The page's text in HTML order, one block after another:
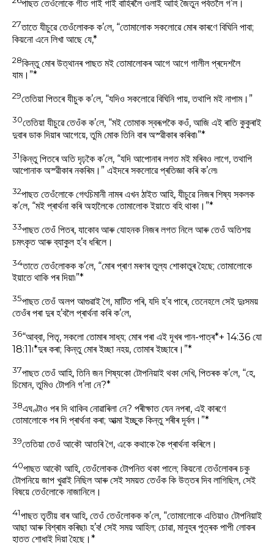
পাছত তেওঁলোকে গীত গাই গাই বাহিৰলৈ ওলাই আহি জৈতুন পৰ্বতলৈ গ’ল।
27তাতে যীচুৱে তেওঁলোকক ক’লে, “তোমালোক সকলোৱে মোৰ কাৰণে বিঘিনি পাবা;
কিয়নো এনে লিখা আছে যে,*
28কিন্তু মোৰ উত্থানৰ পাছত মই তোমালোকৰ আগে আগে গালীল প্ৰদেশলৈ
যাম।”*
29তেতিয়া পিতৰে যীচুক ক’লে, “যদিও সকলোৱে বিঘিনি পায়, তথাপি মই নাপাম।”
30তেতিয়া যীচুৱে তেওঁক ক’লে, “মই তোমাক স্বৰূপকৈ কওঁ, আজি এই ৰাতি কুকুৰাই
দুবাৰ ডাক দিয়াৰ আগেয়ে, তুমি মোক তিনি বাৰ অস্ৱীকাৰ কৰিবা৷”*
31কিন্তু পিতৰে অতি দৃঢ়কৈ ক’লে, “যদি আপোনাৰ লগত মই মৰিবও লাগে, তথাপি
আপোনাক অস্ৱীকাৰ নকৰিম।” এইদৰে সকলোৱে প্ৰতিজ্ঞা কৰি ক’লে৷
32পাছত তেওঁলোকে গেৎচিমানী নামৰ এখন ঠাইত আহি, যীচুৱে নিজৰ শিষ্য সকলক
ক’লে, “মই প্ৰাৰ্থনা কৰি অহালৈকে তোমালোক ইয়াতে বহি থাকা।”*
33পাছত তেওঁ পিতৰ, যাকোব আৰু যোহনক নিজৰ লগত নিলে আৰু তেওঁ অতিশয়
চমৎকৃত আৰু ব্যাকুল হ’ব ধৰিলে।
34তাতে তেওঁলোকক ক’লে, “মোৰ প্ৰাণ মৰণৰ তুল্য শোকাতুৰ হৈছে; তোমালোকে
ইয়াতে থাকি পৰ দিয়া৷”*
35পাছত তেওঁ অলপ আগুৱাই গৈ, মাটিত পৰি, যদি হ’ব পাৰে, তেনেহলে সেই দুঃসময়
তেওঁৰ পৰা দুৰ হ’বলৈ প্ৰাৰ্থনা কৰি ক’লে,
36“আব্বা, পিতৃ, সকলো তোমাৰ সাধ্য; মোৰ পৰা এই দূখৰ পান-পাত্ৰ*+ 14:36 যো
18:11৷*দুৰ কৰা; কিন্তু মোৰ ইচ্ছা নহয়, তোমাৰ ইচ্ছাৰে।”*
37পাছত তেওঁ আহি, তিনি জন শিষ্যকো টোপনিয়াই থকা দেখি, পিতৰক ক’লে, “হে,
চিমোন, তুমিও টোপনি গ’লা নে?*
38এঘণ্টাও পৰ দি থাকিব নোৱাৰিলা নে? পৰীক্ষাত যেন নপৰা, এই কাৰণে
তোমালোকে পৰ দি প্ৰাৰ্থনা কৰা; আত্মা ইচ্ছুক কিন্তু শৰীৰ দূৰ্বল।”*
39তেতিয়া তেওঁ আকৌ আতৰি গৈ, একে কথাকে কৈ প্ৰাৰ্থনা কৰিলে।
40পাছত আকৌ আহি, তেওঁলোকক টোপনিত থকা পালে; কিয়নো তেওঁলোকৰ চকু
টোপনিয়ে জাপ খুৱাই নিছিল আৰু সেই সময়ত তেওঁক কি উত্তৰ দিব লাগিছিল, সেই
বিষয়ে তেওঁলোকে নাজানিলে।
41পাছত তৃতীয় বাৰ আহি, তেওঁ তেওঁলোকক ক’লে, “তোমালোকে এতিয়াও টোপনিয়াই
আছা আৰু বিশ্ৰাম কৰিছা৷ হ’ব! সেই সময় আহিল; চোৱা, মানুহৰ পুত্ৰক পাপী লোকৰ
হাতত শোধাই দিয়া হৈছে।*